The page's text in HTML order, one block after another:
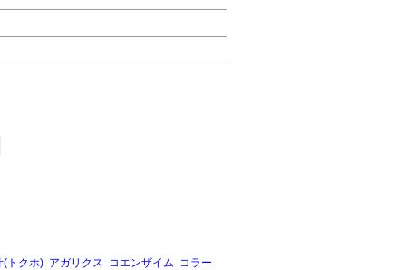
(トクホ) アガリクス コエンザイム コラー